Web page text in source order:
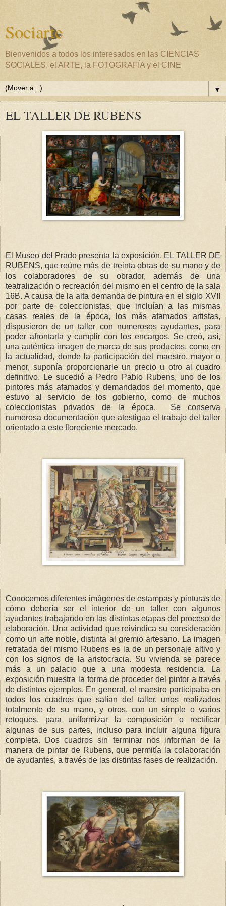
Sociarte
Bienvenidos a todos los interesados en las CIENCIAS
SOCIALES, el ARTE, la FOTOGRAFÍA y el CINE
▼
EL TALLER DE RUBENS
El Museo del Prado presenta la exposición, EL TALLER DE
RUBENS, que reúne más de treinta obras de su mano y de
los colaboradores de su obrador, además de una
teatralización o recreación del mismo en el centro de la sala
16B. A causa de la alta demanda de pintura en el siglo XVII
por parte de coleccionistas, que incluían a las mismas
casas reales de la época, los más afamados artistas,
dispusieron de un taller con numerosos ayudantes, para
poder afrontarla y cumplir con los encargos. Se creó, así,
una auténtica imagen de marca de sus productos, como en
la actualidad, donde la participación del maestro, mayor o
menor, suponía proporcionarle un precio u otro al cuadro
definitivo. Le sucedió a Pedro Pablo Rubens, uno de los
pintores más afamados y demandados del momento, que
estuvo al servicio de los gobierno, como de muchos
coleccionistas privados de la época. Se conserva
numerosa documentación que atestigua el trabajo del taller
orientado a este floreciente mercado.
Conocemos diferentes imágenes de estampas y pinturas de
cómo debería ser el interior de un taller con algunos
ayudantes trabajando en las distintas etapas del proceso de
elaboración. Una actividad que reivindica su consideración
como un arte noble, distinta al gremio artesano. La imagen
retratada del mismo Rubens es la de un personaje altivo y
con los signos de la aristocracia. Su vivienda se parece
más a un palacio que a una modesta residencia. La
exposición muestra la forma de proceder del pintor a través
de distintos ejemplos. En general, el maestro participaba en
todos los cuadros que salían del taller, unos realizados
totalmente de su mano, y otros, con un simple o varios
retoques, para uniformizar la composición o rectificar
algunas de sus partes, incluso para incluir alguna figura
completa. Dos cuadros sin terminar nos informan de la
manera de pintar de Rubens, que permitía la colaboración
de ayudantes, a través de las distintas fases de realización.